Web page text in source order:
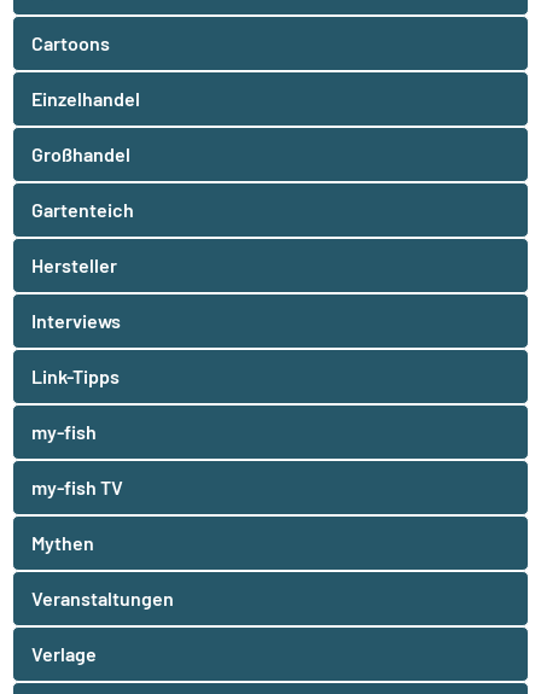
Cartoons
Einzelhandel
Großhandel
Gartenteich
Hersteller
Interviews
Link-Tipps
my-fish
my-fish TV
Mythen
Veranstaltungen
Verlage